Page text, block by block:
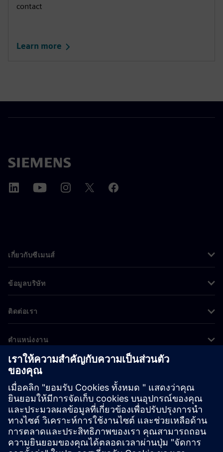
contact
Learn more
เกี่ยวกับซีเมนส์
ข้อมูลบริษัท
ติดต่อเรา
ตำแหน่งงาน
© Siemens 2026
ข้อมูลองค์กร
ประกาศความเป็นส่วนตัว